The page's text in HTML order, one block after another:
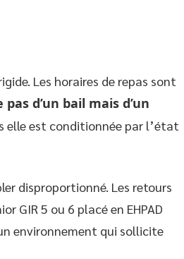
Les horaires de repas sont
d’un bail mais d’un
elle est conditionnée par l’état
disproportionné. Les retours
GIR 5 ou 6 placé en EHPAD
environnement qui sollicite